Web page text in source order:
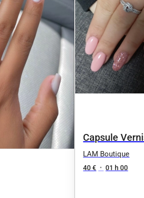
Capsule
LAM Boutique
40 € • 01 h 00